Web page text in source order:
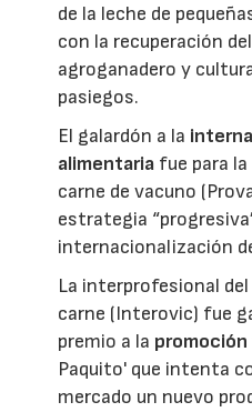
de la leche de
con la recuperación
agroganadero y
pasiegos.
El galardón a la
alimentaria fue para
carne de vacuno
estrategia
internacionalización
La interprofesional
carne (Interovic) fue
premio a la promoción
Paquito' que intenta
mercado un nuevo